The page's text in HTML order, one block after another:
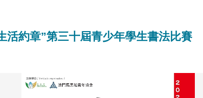
活約章”第三十屆青少年學生書法比賽